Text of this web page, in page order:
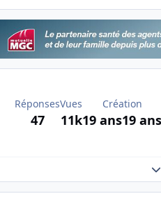
Réponses
47
Vues
11k
Création
19 ans19 ans